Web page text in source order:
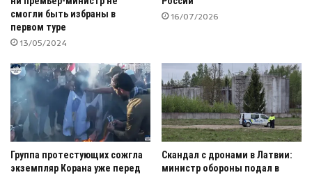
смогли быть избраны в
первом туре
13/05/2024
16/07/2026
Группа протестующих сожгла
экземпляр Корана уже перед
Скандал с дронами в Латвии:
министр обороны подал в